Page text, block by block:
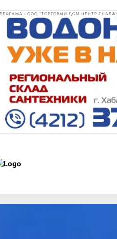
РЕКЛАМА • ООО "ТОРГОВЫЙ ДОМ ЦЕНТР